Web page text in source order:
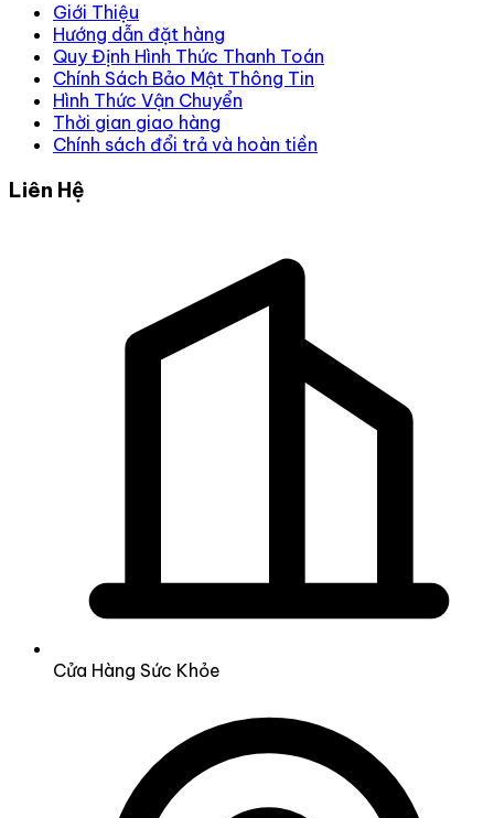
Giới Thiệu
Hướng dẫn đặt hàng
Quy Định Hình Thức Thanh Toán
Chính Sách Bảo Mật Thông Tin
Hình Thức Vận Chuyển
Thời gian giao hàng
Chính sách đổi trả và hoàn tiền
Liên Hệ
Cửa Hàng Sức Khỏe